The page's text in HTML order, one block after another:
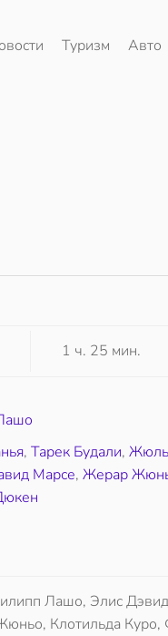
Туризм Авто
1 ч. 25 мин.
,Тарек Будали,
Марсе,Жерар
Лашо, Элис
Клотильда Куро,